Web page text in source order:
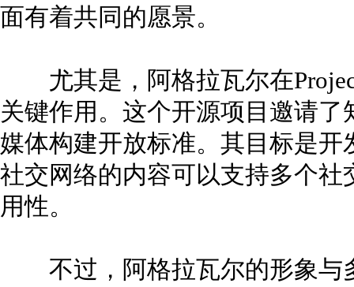
面有着共同的愿景。
尤其是，阿格拉瓦尔在
关键作用。这个开源项目邀请
媒体构建开放标准。其目标是
社交网络的内容可以支持多个
用性。
不过，阿格拉瓦尔的形象与